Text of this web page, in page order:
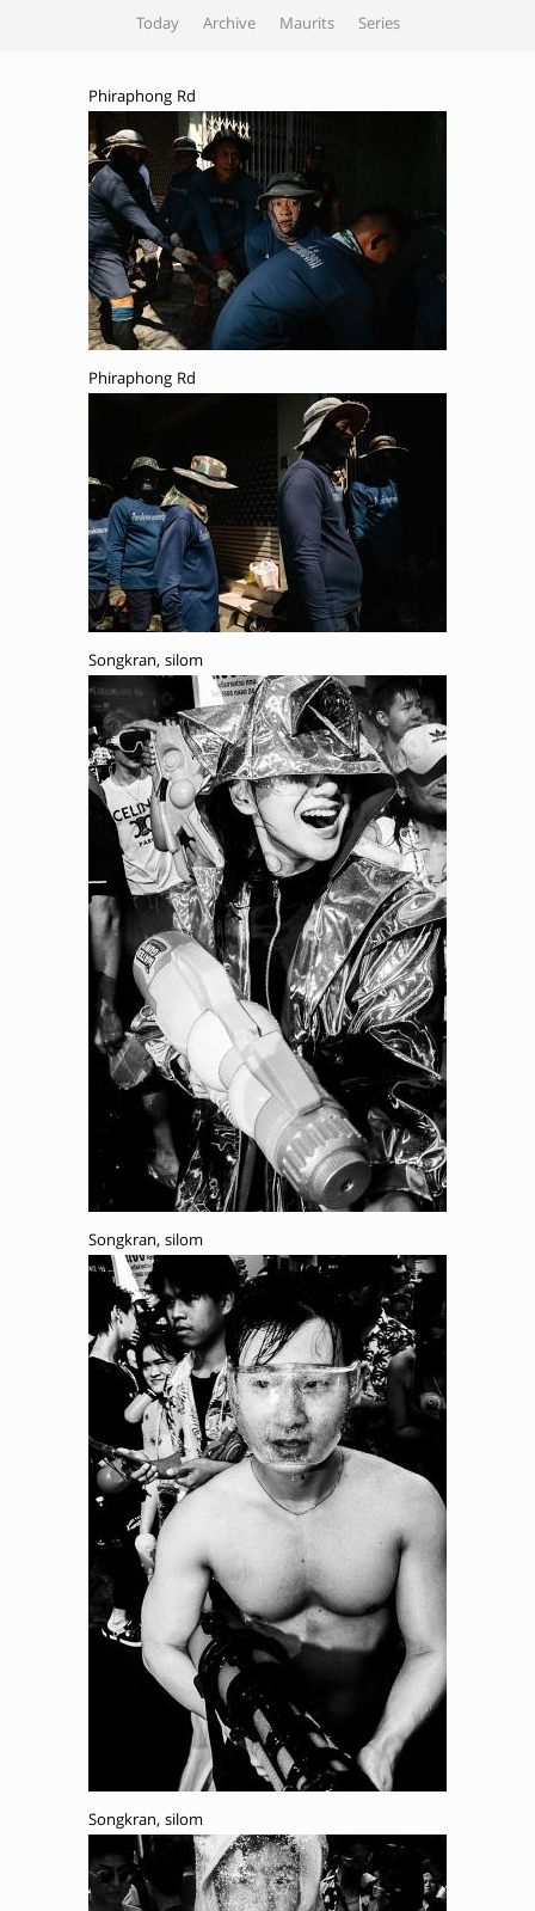
Today Archive Maurits Series
Phiraphong Rd
Phiraphong Rd
Songkran, silom
Songkran, silom
Songkran, silom